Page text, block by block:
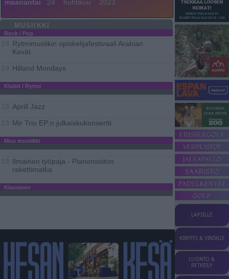
maanantai 24 huhtikuu 2023
MUSIIKKI
Rock / Pop
Rytmimusiikin opiskelijafestivaali Arabian
Kevät
Hilland Mondays
Klubit / Rytmi
Aprill Jazz
Mir Trio EP:n julkaiskukonsertti
Muu musiikki
Ilmainen työpaja - Pianonsoiton
rakettimatka
Klassinen
LAPSILLE
KIRPPIS & VINTAGE
LUONTO &
RETKEILY